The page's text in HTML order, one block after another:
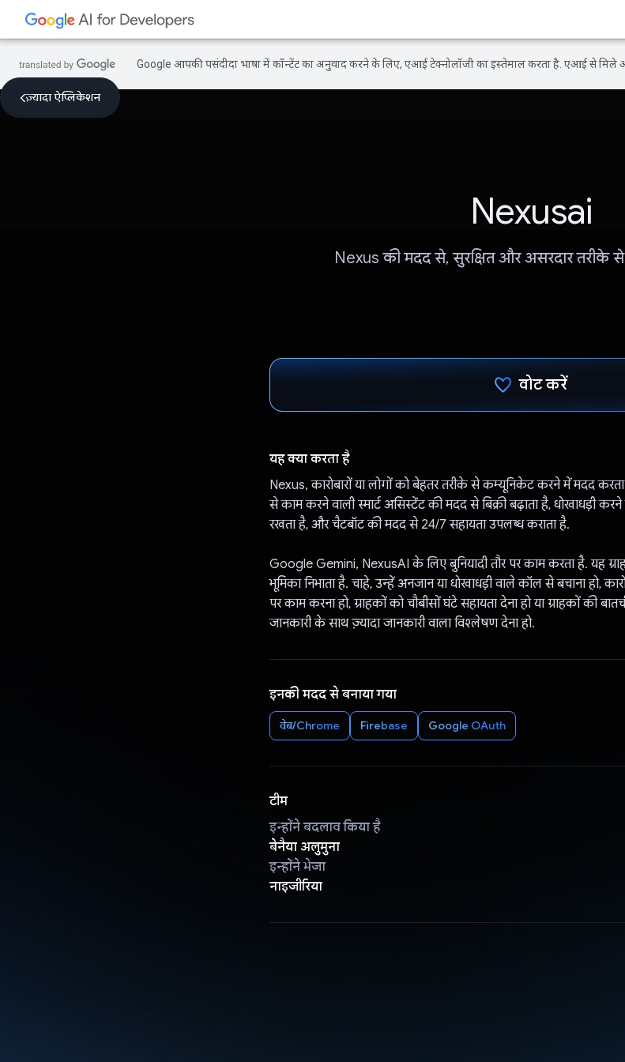
Google आपकी पसंदीदा भाषा में कॉन्टेंट का अनुवाद करने के लिए, एआई टेक्नोलॉजी का इस्तेमाल करता है. एआई से मिले
ज़्यादा ऐप्लिकेशन
Nexusai
Nexus की मदद से, सुरक्षित और असरदार तरीके
वोट करें
यह क्या करता है
Nexus, कारोबारों या लोगों को बेहतर तरीके से कम्यूनिकेट करने में मदद
से काम करने वाली स्मार्ट असिस्टेंट की मदद से बिक्री बढ़ाता है, धोखाधड़ी
रखता है, और चैटबॉट की मदद से 24/7 सहायता उपलब्ध कराता है.
Google Gemini, NexusAI के लिए बुनियादी तौर पर काम करता है. यह
भूमिका निभाता है. चाहे, उन्हें अनजान या धोखाधड़ी वाले कॉल से बचाना हो,
पर काम करना हो, ग्राहकों को चौबीसों घंटे सहायता देना हो या ग्राहकों की
जानकारी के साथ ज़्यादा जानकारी वाला विश्लेषण देना हो.
इनकी मदद से बनाया गया
वेब/Chrome Firebase Google OAuth
टीम
इन्होंने बदलाव किया है
बेनैया अलुमुना
इन्होंने भेजा
नाइजीरिया